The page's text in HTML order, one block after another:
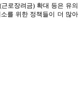
로장려금) 확대 등은 유의
를 위한 정책들이 더 많아